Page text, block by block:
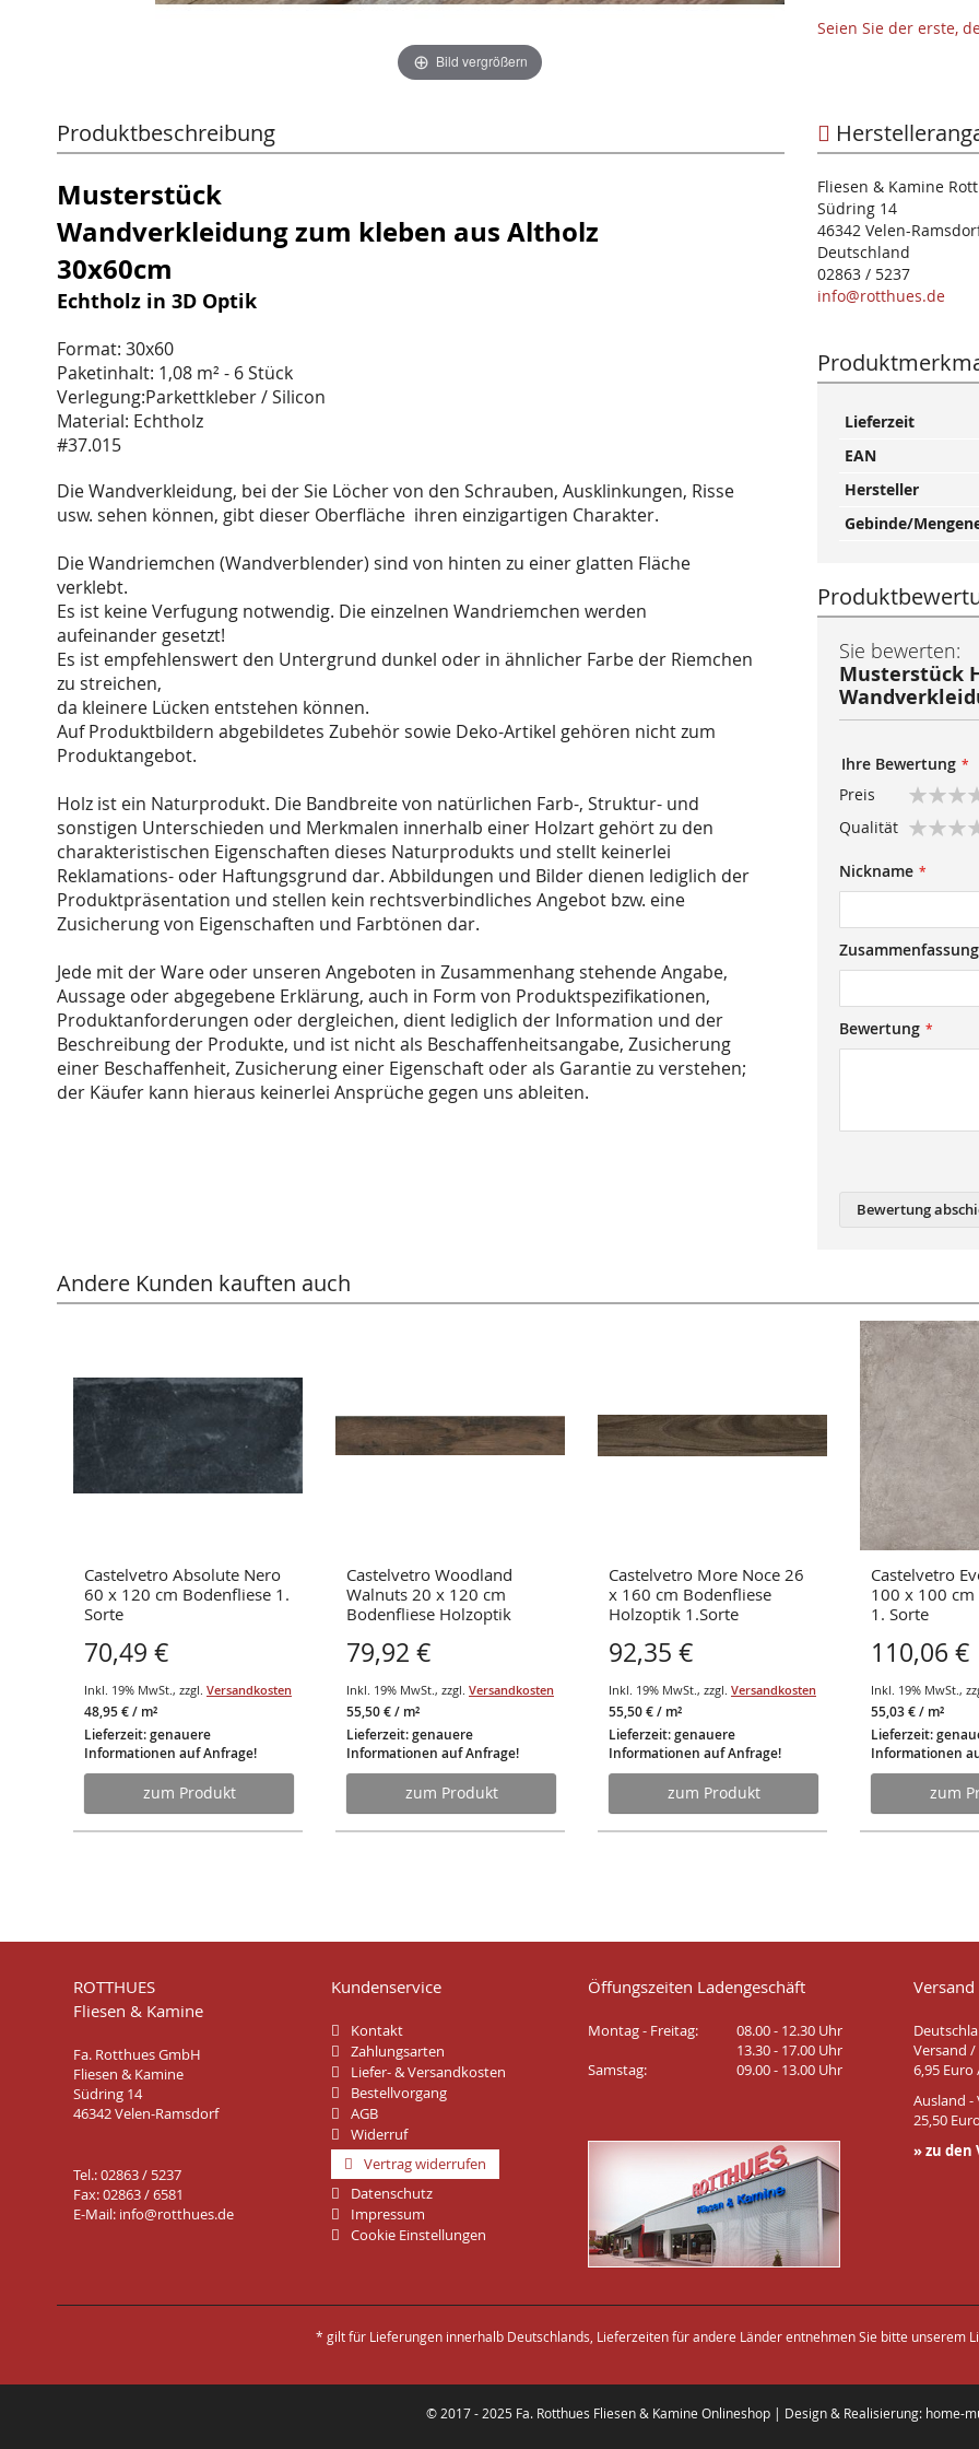
Bild vergrößern
Seien Sie der erste,
Produktbeschreibung
Musterstück
Wandverkleidung zum kleben aus Altholz
30x60cm
Echtholz in 3D Optik
Format: 30x60
Paketinhalt: 1,08 m² - 6 Stück
Verlegung:Parkettkleber / Silicon
Material: Echtholz
#37.015
Die Wandverkleidung, bei der Sie Löcher von den Schrauben, Ausklinkungen, Risse
usw. sehen können, gibt dieser Oberfläche ihren einzigartigen Charakter.
Die Wandriemchen (Wandverblender) sind von hinten zu einer glatten Fläche
verklebt.
Es ist keine Verfugung notwendig. Die einzelnen Wandriemchen werden
aufeinander gesetzt!
Es ist empfehlenswert den Untergrund dunkel oder in ähnlicher Farbe der Riemchen
zu streichen,
da kleinere Lücken entstehen können.
Auf Produktbildern abgebildetes Zubehör sowie Deko-Artikel gehören nicht zum
Produktangebot.
Holz ist ein Naturprodukt. Die Bandbreite von natürlichen Farb-, Struktur- und
sonstigen Unterschieden und Merkmalen innerhalb einer Holzart gehört zu den
charakteristischen Eigenschaften dieses Naturprodukts und stellt keinerlei
Reklamations- oder Haftungsgrund dar. Abbildungen und Bilder dienen lediglich der
Produktpräsentation und stellen kein rechtsverbindliches Angebot bzw. eine
Zusicherung von Eigenschaften und Farbtönen dar.
Jede mit der Ware oder unseren Angeboten in Zusammenhang stehende Angabe,
Aussage oder abgegebene Erklärung, auch in Form von Produktspeziﬁkationen,
Produktanforderungen oder dergleichen, dient lediglich der Information und der
Beschreibung der Produkte, und ist nicht als Beschaffenheitsangabe, Zusicherung
einer Beschaffenheit, Zusicherung einer Eigenschaft oder als Garantie zu verstehen;
der Käufer kann hieraus keinerlei Ansprüche gegen uns ableiten.
Fliesen & Kamine
Südring 14
46342 Velen-
Deutschland
02863 / 5237
info@rotthues.de
Mehr
Lieferzeit
EAN
Hersteller
Gebinde/
Sie bewerten:
Musterstück
Ihre Bewertung
Preis
star
stars
stars
stars
stars
Qualität
star
stars
stars
stars
stars
Nickname
Zusammenfassung
Bewertung
Bewertung
Andere Kunden kauften auch
Castelvetro Absolute Nero
60 x 120 cm Bodenfliese 1.
Sorte
70,49 €
Inkl. 19% MwSt. , zzgl. Versandkosten
48,95 €/ m²
Lieferzeit: genauere
Informationen auf Anfrage!
zum Produkt
Castelvetro Woodland
Walnuts 20 x 120 cm
Bodenfliese Holzoptik
79,92 €
Inkl. 19% MwSt. , zzgl. Versandkosten
55,50 €/ m²
Lieferzeit: genauere
Informationen auf Anfrage!
zum Produkt
Castelvetro More Noce 26
x 160 cm Bodenfliese
Holzoptik 1.Sorte
92,35 €
Inkl. 19% MwSt. , zzgl. Versandkosten
55,50 €/ m²
Lieferzeit: genauere
Informationen auf Anfrage!
zum Produkt
Castelvetro
100 x 100
1. Sorte
110,06 €
Inkl. 19% MwSt. ,
55,03 €/ m²
Lieferzeit:
Informationen
zum
ROTTHUES
Fliesen & Kamine
Fa. Rotthues GmbH
Fliesen & Kamine
Südring 14
46342 Velen-Ramsdorf
Tel.: 02863 / 5237
Fax: 02863 / 6581
E-Mail: info@rotthues.de
Kundenservice
Kontakt
Zahlungsarten
Liefer- & Versandkosten
Bestellvorgang
AGB
Widerruf
Vertrag widerrufen
Datenschutz
Impressum
Cookie Einstellungen
Öffungszeiten Ladengeschäft
Montag - Freitag:
08.00 - 12.30 Uhr
13.30 - 17.00 Uhr
Samstag:
09.00 - 13.00 Uhr
Versand
Versand
6,95
Ausland -
25,50
» zu den
* gilt für Lieferungen innerhalb Deutschlands, Lieferzeiten für andere Länder entnehmen Sie bitte unserem
© 2017 - 2025 Fa. Rotthues Fliesen & Kamine Onlineshop | Design & Realisierung: home-